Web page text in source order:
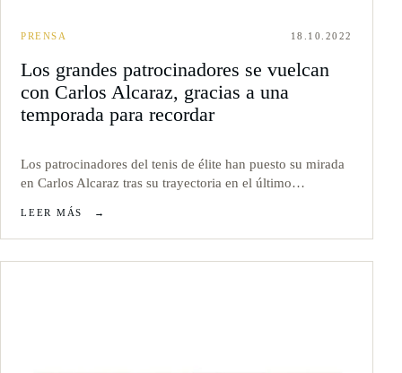
PRENSA 18.10.2022
Los grandes patrocinadores se vuelcan
con Carlos Alcaraz, gracias a una
temporada para recordar
Los patrocinadores del tenis de élite han puesto su mirada
en Carlos Alcaraz tras su trayectoria en el último…
LEER MÁS →